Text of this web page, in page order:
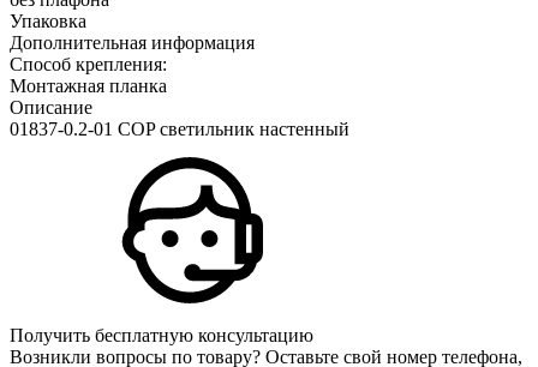
Упаковка
Дополнительная информация
Способ крепления:
Монтажная планка
Описание
01837-0.2-01 COP светильник настенный
Получить бесплатную консультацию
Возникли вопросы по товару? Оставьте свой номер телефона,